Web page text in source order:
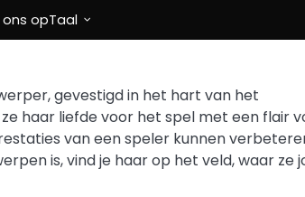
opTaal
gevestigd in het hart van het
haar liefde voor het spel met een flair
van een speler kunnen
is, vind je haar op het veld, waar ze